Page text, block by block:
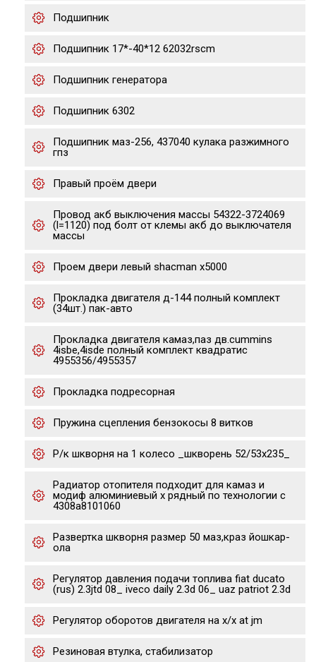
Подшипник
Подшипник 17*-40*12 62032rscm
Подшипник генератора
Подшипник 6302
Подшипник маз-256, 437040 кулака разжимного
гпз
Правый проём двери
Провод акб выключения массы 54322-3724069
(l=1120) под болт от клемы акб до выключателя
массы
Проем двери левый shacman x5000
Прокладка двигателя д-144 полный комплект
(34шт.) пак-авто
Прокладка двигателя камаз,паз дв.cummins
4isbe,4isde полный комплект квадратис
4955356/4955357
Прокладка подресорная
Пружина сцепления бензокосы 8 витков
Р/к шкворня на 1 колесо _шкворень 52/53х235_
Радиатор отопителя подходит для камаз и
модиф алюминиевый х рядный по технологии с
4308a8101060
Развертка шкворня размер 50 маз,краз йошкар-
ола
Регулятор давления подачи топлива fiat ducato
(rus) 2.3jtd 08_ iveco daily 2.3d 06_ uaz patriot 2.3d
Регулятор оборотов двигателя на х/х at jm
Резиновая втулка, стабилизатор